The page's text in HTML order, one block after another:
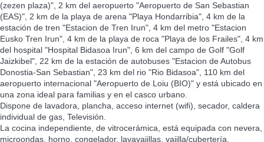
(zezen plaza)", 2 km del aeropuerto "Aeropuerto de San Sebastian
(EAS)", 2 km de la playa de arena "Playa Hondarribia", 4 km de la
estación de tren "Estacion de Tren Irun", 4 km del metro "Estacion
Eusko Tren Irun", 4 km de la playa de roca "Playa de los Frailes", 4 km
del hospital "Hospital Bidasoa Irun", 6 km del campo de Golf "Golf
Jaizkibel", 22 km de la estación de autobuses "Estacion de Autobus
Donostia-San Sebastian", 23 km del rio "Rio Bidasoa", 110 km del
aeropuerto internacional "Aeropuerto de Loiu (BIO)" y está ubicado en
una zona ideal para familias y en el casco urbano.
Dispone de lavadora, plancha, acceso internet (wifi), secador, caldera
individual de gas, Televisión.
La cocina independiente, de vitrocerámica, está equipada con nevera,
microondas, horno, congelador, lavavajillas, vajilla/cubertería,